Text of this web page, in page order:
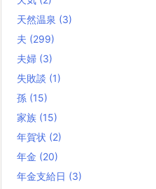
天然温泉 (3)
夫 (299)
夫婦 (3)
失敗談 (1)
孫 (15)
家族 (15)
年賀状 (2)
年金 (20)
年金支給日 (3)